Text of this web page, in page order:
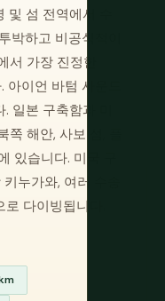
섬 전역에서 수
하고 비공식적이
가장 진정한
이언 바텀 사운드
일본 구축함과 미
해안, 사보 섬, 플
있습니다. 미국 구
누가와, 여러 수송
다이빙됩니다.